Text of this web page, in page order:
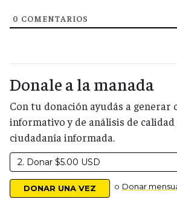
0 COMENTARIOS
Donale a la manada
Con tu donación ayudás a generar
informativo y de análisis de
ciudadanía informada.
o Donar